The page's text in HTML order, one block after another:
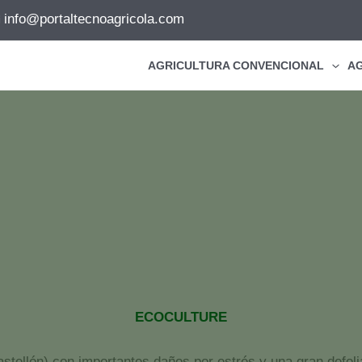
info@portaltecnoagricola.com
AGRICULTURA CONVENCIONAL
ECOCULTURE